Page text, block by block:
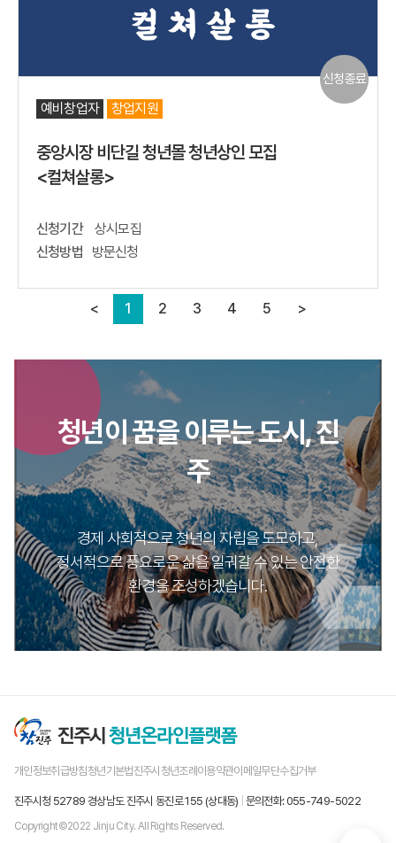
신청종료
예비창업자 창업지원
중앙시장 비단길 청년몰 청년상인 모집
<컬쳐살롱>
신청기간
상시모집
신청방법
방문신청
< 1 2 3 4 5 >
청년이 꿈을 이루는 도시, 진
주
경제 사회적으로 청년의 자립을 도모하고,
정서적으로 풍요로운 삶을 일궈갈 수 있는 안전한
환경을 조성하겠습니다.
개인정보취급방침청년기본법진주시청년조례 이용약관이메일무단수집거부
진주시청 52789 경상남도 진주시 동진로 155 (상대동) 문의전화:055-749-5022
Copyright©2022 Jinju City. All Rights Reserved.